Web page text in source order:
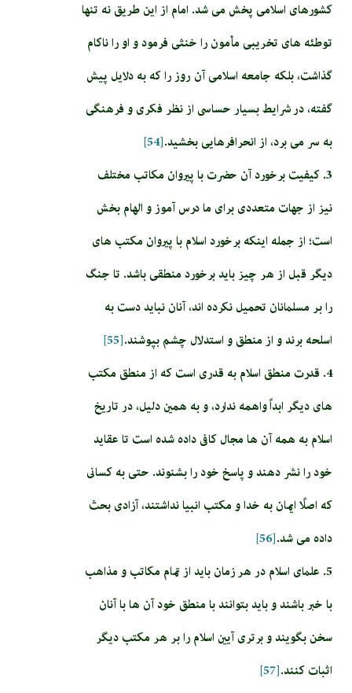
كشورهاى اسلامى پخش مى شد. امام از اين طريق نه تنها
توطئه هاى تخريبى مأمون را خنثى فرمود و او را ناكام
گذاشت، بلكه جامعه اسلامى آن روز را كه به دلايل پيش
گفته، در شرايط بسيار حساسى از نظر فكرى و فرهنگى
به سر مى برد، از انحراف‏رهايى بخشيد.[54]
3. كيفيت برخورد آن حضرت با پيروان مكاتب مختلف
نيز از جهات متعددى براى ما درس آموز و الهام بخش
است؛ از جمله اینکه برخورد اسلام با پيروان مكتب هاى
ديگر قبل از هر چيز بايد برخورد منطقى باشد. تا جنگ
را بر مسلمانان تحميل نكرده اند، آنان نبايد دست به
اسلحه برند و از منطق و استدلال چشم بپوشند.[55]
4. قدرت منطق اسلام به قدرى است كه از منطق مكتب
هاى ديگر ابداً واهمه ندارد، و به همين دليل، در تاريخ
اسلام به همه آن ها مجال كافى داده شده است تا عقايد
خود را نشر دهند و پاسخ خود را بشنوند. حتى به كسانى
كه اصلًا ايمان به خدا و مكتب انبيا نداشتند، آزادى بحث
داده مى شد.[56]
5. علماى اسلام در هر زمان بايد از تمام مكاتب و مذاهب
با خبر باشند و بايد بتوانند با منطق خود آن ها با آنان
سخن بگويند و برترى آيين اسلام را بر هر مكتب ديگر
اثبات كنند.[57]